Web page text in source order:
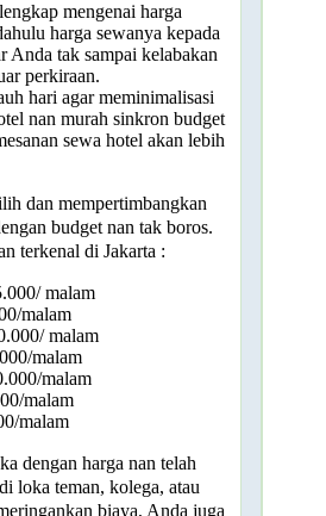
mengenai harga
harga sewanya kepada
Anda tak sampai kelabakan
perkiraan.
hari agar meminimalisasi
nan murah sinkron budget
sewa hotel akan lebih
dan mempertimbangkan
budget nan tak boros.
terkenal di Jakarta :
malam
malam
malam
malam
malam
malam
malam
dengan harga nan telah
loka teman, kolega, atau
biaya, Anda juga